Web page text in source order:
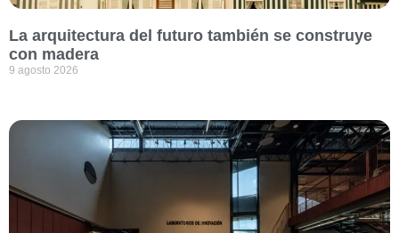
La arquitectura del futuro también se construye
con madera
9 agosto 2026